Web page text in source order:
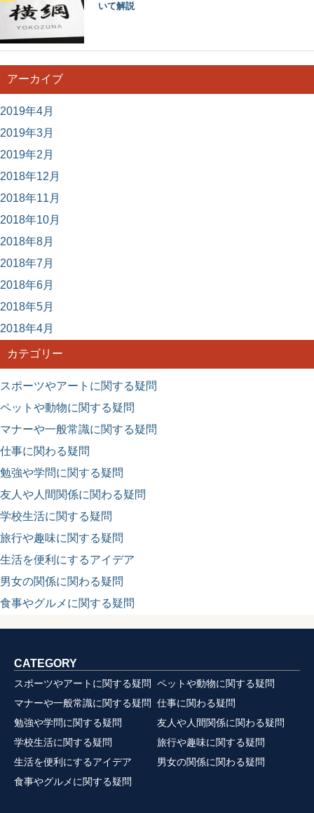
いて解説
アーカイブ
2019年4月
2019年3月
2019年2月
2018年12月
2018年11月
2018年10月
2018年8月
2018年7月
2018年6月
2018年5月
2018年4月
カテゴリー
スポーツやアートに関する疑問
ペットや動物に関する疑問
マナーや一般常識に関する疑問
仕事に関わる疑問
勉強や学問に関する疑問
友人や人間関係に関わる疑問
学校生活に関する疑問
旅行や趣味に関する疑問
生活を便利にするアイデア
男女の関係に関わる疑問
食事やグルメに関する疑問
CATEGORY
スポーツやアートに関する疑問
ペットや動物に関する疑問
マナーや一般常識に関する疑問
仕事に関わる疑問
勉強や学問に関する疑問
友人や人間関係に関わる疑問
学校生活に関する疑問
旅行や趣味に関する疑問
生活を便利にするアイデア
男女の関係に関わる疑問
食事やグルメに関する疑問